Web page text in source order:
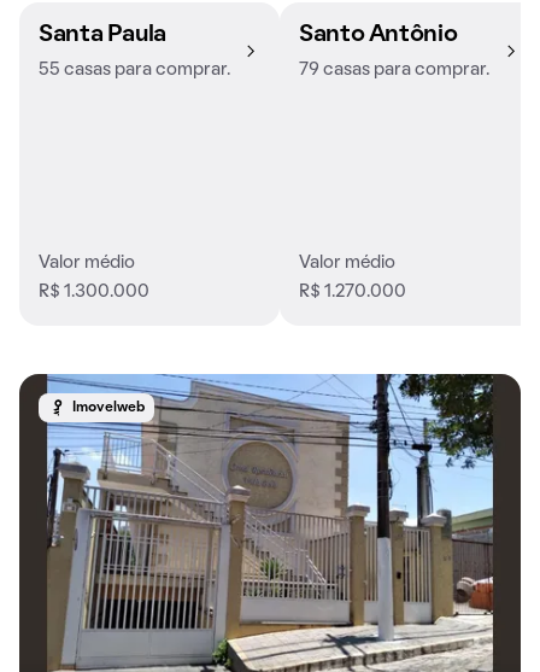
Santa Paula
55 casas para comprar.
Valor médio
R$ 1.300.000
Santo Antônio
79 casas para comprar.
Valor médio
R$ 1.270.000
Imovelweb